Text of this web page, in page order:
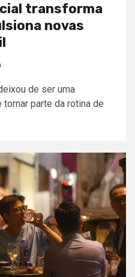
transforma
novas
de ser uma
parte da rotina de